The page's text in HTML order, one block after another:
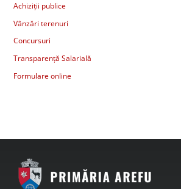
Achiziții publice
Vânzări terenuri
Concursuri
Transparență Salarială
Formulare online